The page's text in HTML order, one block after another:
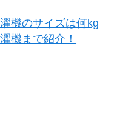
機のサイズは何kg
機まで紹介！